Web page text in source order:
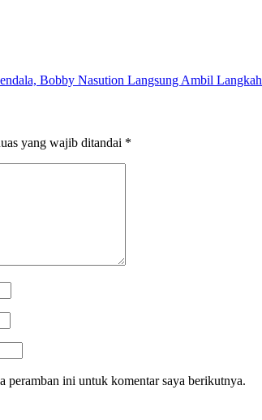
Bobby Nasution Langsung Ambil Langkah
yang wajib ditandai *
peramban ini untuk komentar saya berikutnya.